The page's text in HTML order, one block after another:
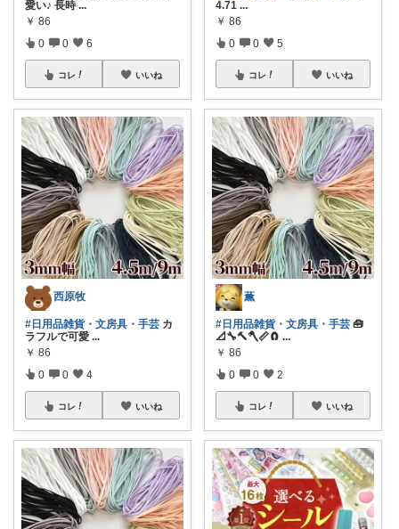
愛い♪ 長時 ...
￥ 86
0 0 6
コレ いいね
西原牧
#日用品雑貨・文房具・手芸 カ
ラフルで可愛 ...
￥ 86
0 0 4
コレ いいね
4.71 ...
￥ 86
0 0 5
コレ いいね
薫
#日用品雑貨・文房具・手芸 🧰
📐🔧🔨🪓📏🧲 ...
￥ 86
0 0 2
コレ いいね